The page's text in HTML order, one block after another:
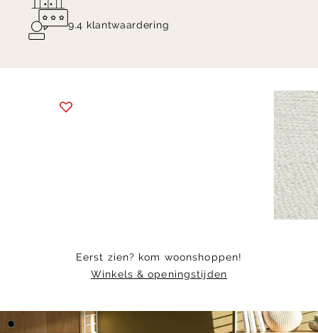
9.4 klantwaardering
Eerst zien? kom woonshoppen!
Winkels & openingstijden